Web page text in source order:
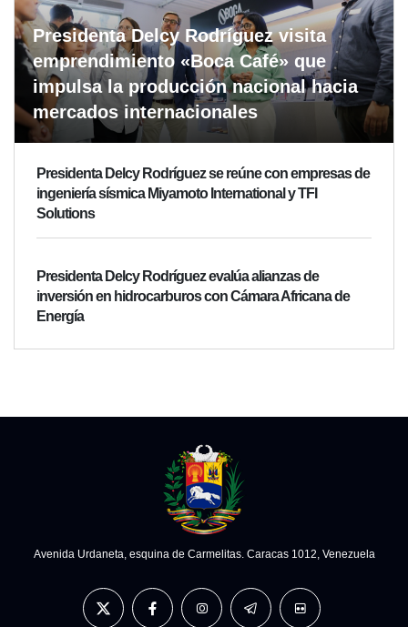
Presidenta Delcy Rodríguez visita
emprendimiento «Boca Café» que
impulsa la producción nacional hacia
mercados internacionales
Presidenta Delcy Rodríguez se reúne con empresas de
ingeniería sísmica Miyamoto International y TFI
Solutions
Presidenta Delcy Rodríguez evalúa alianzas de
inversión en hidrocarburos con Cámara Africana de
Energía
Avenida Urdaneta, esquina de Carmelitas. Caracas 1012, Venezuela